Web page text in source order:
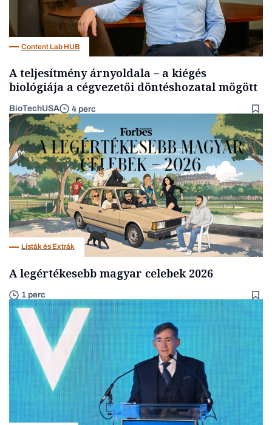
Content Lab HUB
A teljesítmény árnyoldala – a kiégés
biológiája a cégvezetői döntéshozatal mögött
BioTechUSA 4 perc
Listák és Extrák
A legértékesebb magyar celebek 2026
1 perc